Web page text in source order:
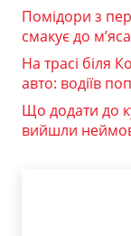
Помідори з
смакує до м’яса
На трасі біля
авто: водіїв
Що додати до
вийшли